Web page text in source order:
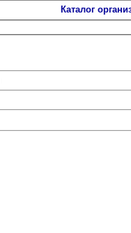
Каталог